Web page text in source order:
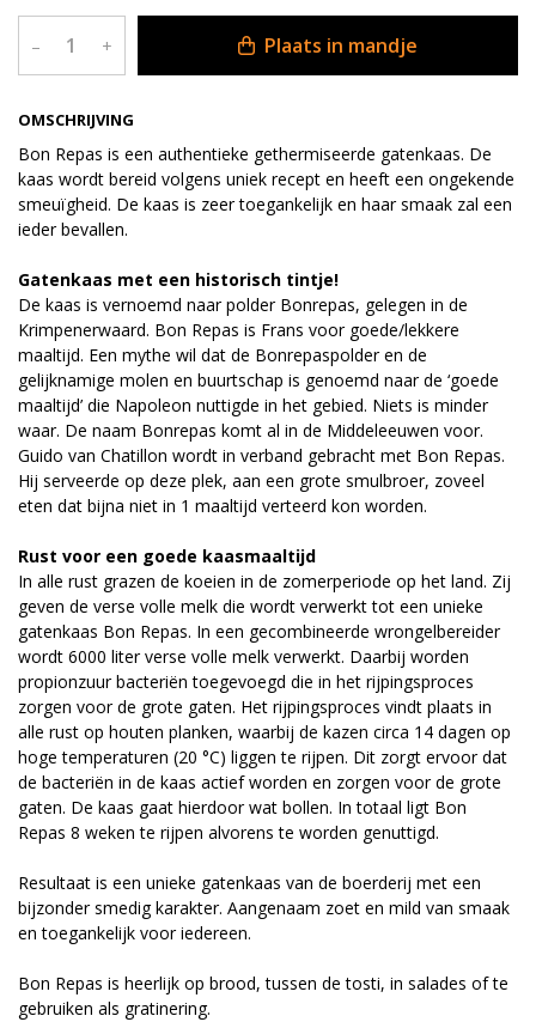
OMSCHRIJVING
Bon Repas is een authentieke gethermiseerde gatenkaas. De
kaas wordt bereid volgens uniek recept en heeft een ongekende
smeuïgheid. De kaas is zeer toegankelijk en haar smaak zal een
ieder bevallen.
Gatenkaas met een historisch tintje!
De kaas is vernoemd naar polder Bonrepas, gelegen in de
Krimpenerwaard. Bon Repas is Frans voor goede/lekkere
maaltijd. Een mythe wil dat de Bonrepaspolder en de
gelijknamige molen en buurtschap is genoemd naar de ‘goede
maaltijd’ die Napoleon nuttigde in het gebied. Niets is minder
waar. De naam Bonrepas komt al in de Middeleeuwen voor.
Guido van Chatillon wordt in verband gebracht met Bon Repas.
Hij serveerde op deze plek, aan een grote smulbroer, zoveel
eten dat bijna niet in 1 maaltijd verteerd kon worden.
Rust voor een goede kaasmaaltijd
In alle rust grazen de koeien in de zomerperiode op het land. Zij
geven de verse volle melk die wordt verwerkt tot een unieke
gatenkaas Bon Repas. In een gecombineerde wrongelbereider
wordt 6000 liter verse volle melk verwerkt. Daarbij worden
propionzuur bacteriën toegevoegd die in het rijpingsproces
zorgen voor de grote gaten. Het rijpingsproces vindt plaats in
alle rust op houten planken, waarbij de kazen circa 14 dagen op
hoge temperaturen (20 °C) liggen te rijpen. Dit zorgt ervoor dat
de bacteriën in de kaas actief worden en zorgen voor de grote
gaten. De kaas gaat hierdoor wat bollen. In totaal ligt Bon
Repas 8 weken te rijpen alvorens te worden genuttigd.
Resultaat is een unieke gatenkaas van de boerderij met een
bijzonder smedig karakter. Aangenaam zoet en mild van smaak
en toegankelijk voor iedereen.
Bon Repas is heerlijk op brood, tussen de tosti, in salades of te
gebruiken als gratinering.
– + Plaats in mandje